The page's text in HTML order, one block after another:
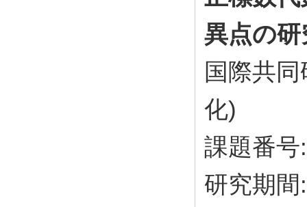
異点の研
国際共
化)
課題番号
研究期